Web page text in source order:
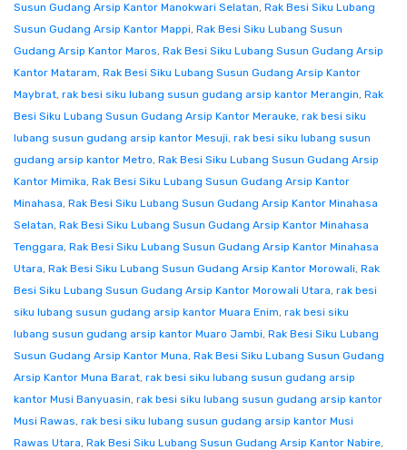
Susun Gudang Arsip Kantor Manokwari Selatan, Rak Besi Siku Lubang
Susun Gudang Arsip Kantor Mappi, Rak Besi Siku Lubang Susun
Gudang Arsip Kantor Maros, Rak Besi Siku Lubang Susun Gudang Arsip
Kantor Mataram, Rak Besi Siku Lubang Susun Gudang Arsip Kantor
Maybrat, rak besi siku lubang susun gudang arsip kantor Merangin, Rak
Besi Siku Lubang Susun Gudang Arsip Kantor Merauke, rak besi siku
lubang susun gudang arsip kantor Mesuji, rak besi siku lubang susun
gudang arsip kantor Metro, Rak Besi Siku Lubang Susun Gudang Arsip
Kantor Mimika, Rak Besi Siku Lubang Susun Gudang Arsip Kantor
Minahasa, Rak Besi Siku Lubang Susun Gudang Arsip Kantor Minahasa
Selatan, Rak Besi Siku Lubang Susun Gudang Arsip Kantor Minahasa
Tenggara, Rak Besi Siku Lubang Susun Gudang Arsip Kantor Minahasa
Utara, Rak Besi Siku Lubang Susun Gudang Arsip Kantor Morowali, Rak
Besi Siku Lubang Susun Gudang Arsip Kantor Morowali Utara, rak besi
siku lubang susun gudang arsip kantor Muara Enim, rak besi siku
lubang susun gudang arsip kantor Muaro Jambi, Rak Besi Siku Lubang
Susun Gudang Arsip Kantor Muna, Rak Besi Siku Lubang Susun Gudang
Arsip Kantor Muna Barat, rak besi siku lubang susun gudang arsip
kantor Musi Banyuasin, rak besi siku lubang susun gudang arsip kantor
Musi Rawas, rak besi siku lubang susun gudang arsip kantor Musi
Rawas Utara, Rak Besi Siku Lubang Susun Gudang Arsip Kantor Nabire,